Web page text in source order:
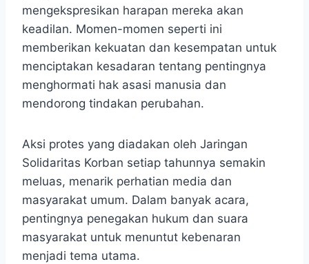
mengekspresikan harapan mereka akan
keadilan. Momen-momen seperti ini
memberikan kekuatan dan kesempatan untuk
menciptakan kesadaran tentang pentingnya
menghormati hak asasi manusia dan
mendorong tindakan perubahan.
Aksi protes yang diadakan oleh Jaringan
Solidaritas Korban setiap tahunnya semakin
meluas, menarik perhatian media dan
masyarakat umum. Dalam banyak acara,
pentingnya penegakan hukum dan suara
masyarakat untuk menuntut kebenaran
menjadi tema utama.